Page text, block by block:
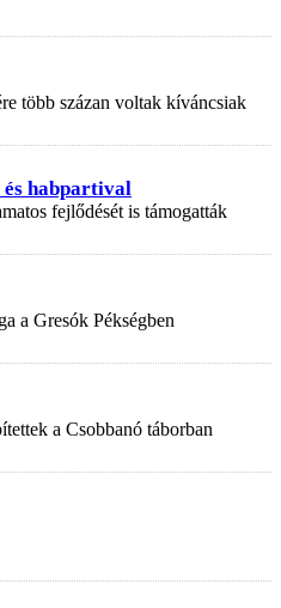
több százan voltak kíváncsiak
habpartival
fejlődését is támogatták
a Gresók Pékségben
a Csobbanó táborban